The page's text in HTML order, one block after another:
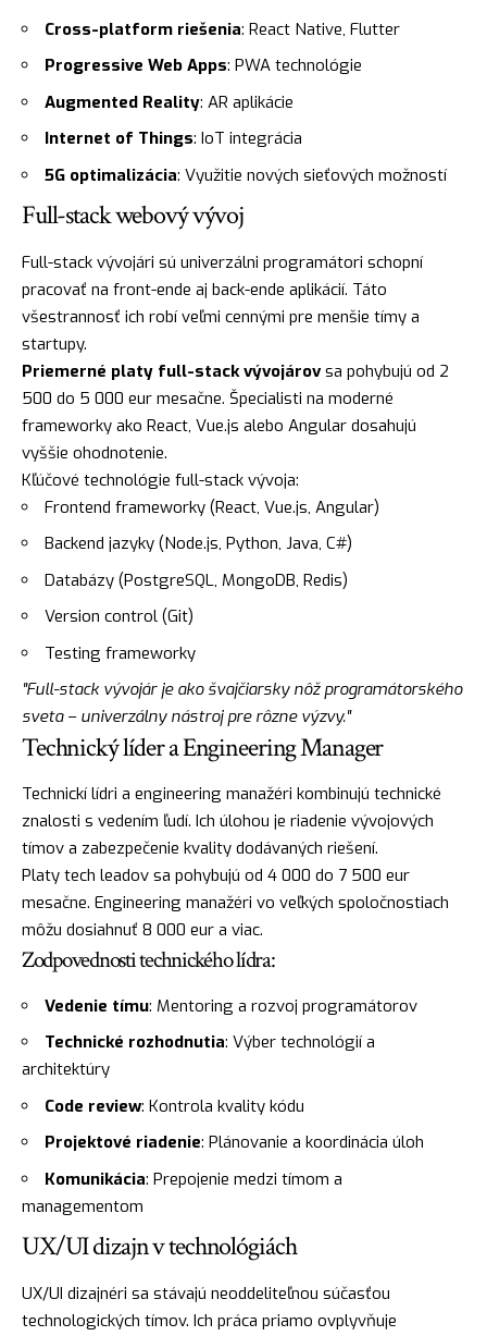
Cross-platform riešenia: React Native, Flutter
Progressive Web Apps: PWA technológie
Augmented Reality: AR aplikácie
Internet of Things: IoT integrácia
5G optimalizácia: Využitie nových sieťových možností
Full-stack webový vývoj
Full-stack vývojári sú univerzálni programátori schopní
pracovať na front-ende aj back-ende aplikácií. Táto
všestrannosť ich robí veľmi cennými pre menšie tímy a
startupy.
Priemerné platy full-stack vývojárovsa pohybujú od 2
500 do 5 000 eur mesačne. Špecialisti na moderné
frameworky ako React, Vue.js alebo Angular dosahujú
vyššie ohodnotenie.
Kľúčové technológie full-stack vývoja:
Frontend frameworky (React, Vue.js, Angular)
Backend jazyky (Node.js, Python, Java, C#)
Databázy (PostgreSQL, MongoDB, Redis)
Version control (Git)
Testing frameworky
"Full-stack vývojár je ako švajčiarsky nôž programátorského
sveta – univerzálny nástroj pre rôzne výzvy."
Technický líder a Engineering Manager
Technickí lídri a engineering manažéri kombinujú technické
znalosti s vedením ľudí. Ich úlohou je riadenie vývojových
tímov a zabezpečenie kvality dodávaných riešení.
Platy tech leadov sa pohybujú od 4 000 do 7 500 eur
mesačne. Engineering manažéri vo veľkých spoločnostiach
môžu dosiahnuť 8 000 eur a viac.
Zodpovednosti technického lídra:
Vedenie tímu: Mentoring a rozvoj programátorov
Technické rozhodnutia: Výber technológií a
architektúry
Code review: Kontrola kvality kódu
Projektové riadenie: Plánovanie a koordinácia úloh
Komunikácia: Prepojenie medzi tímom a
managementom
UX/UI dizajn v technológiách
UX/UI dizajnéri sa stávajú neoddeliteľnou súčasťou
technologických tímov. Ich práca priamo ovplyvňuje